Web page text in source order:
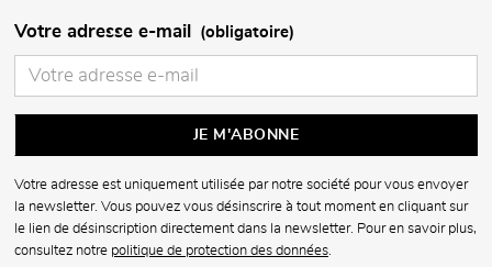
Votre adresse e-mail (obligatoire)
Votre adresse est uniquement utilisée par notre société pour vous envoyer
la newsletter. Vous pouvez vous désinscrire à tout moment en cliquant sur
le lien de désinscription directement dans la newsletter. Pour en savoir plus,
consultez notre politique de protection des données.